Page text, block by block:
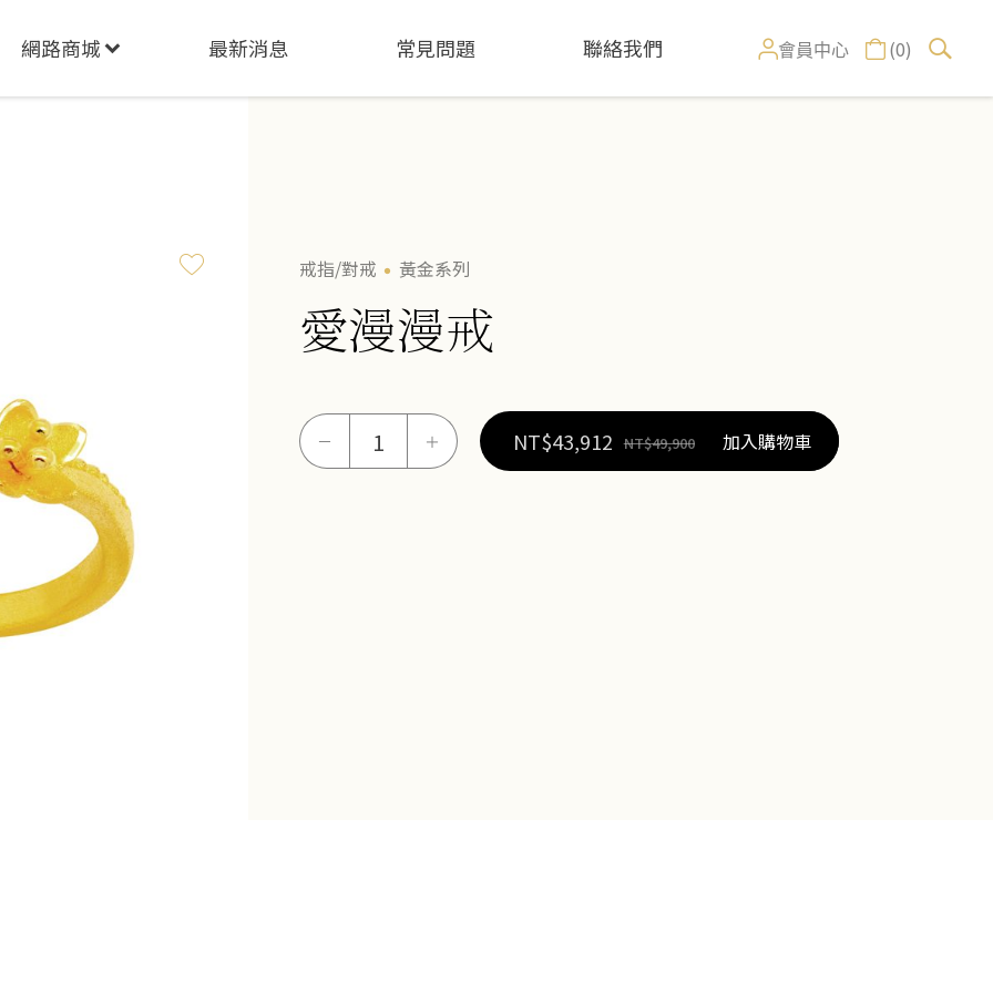
網路商城 最新消息 常見問題 聯絡我們 會員中心 (0)
戒指/對戒 黃金系列
愛漫漫戒
－ ＋ NT$43,912 NT$49,900 加入購物車